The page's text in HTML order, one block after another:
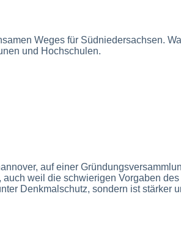
Weges für Südniedersachsen.
und Hochschulen.
auf einer
weil die schwierigen Vorgaben
Denkmalschutz, sondern ist stärker